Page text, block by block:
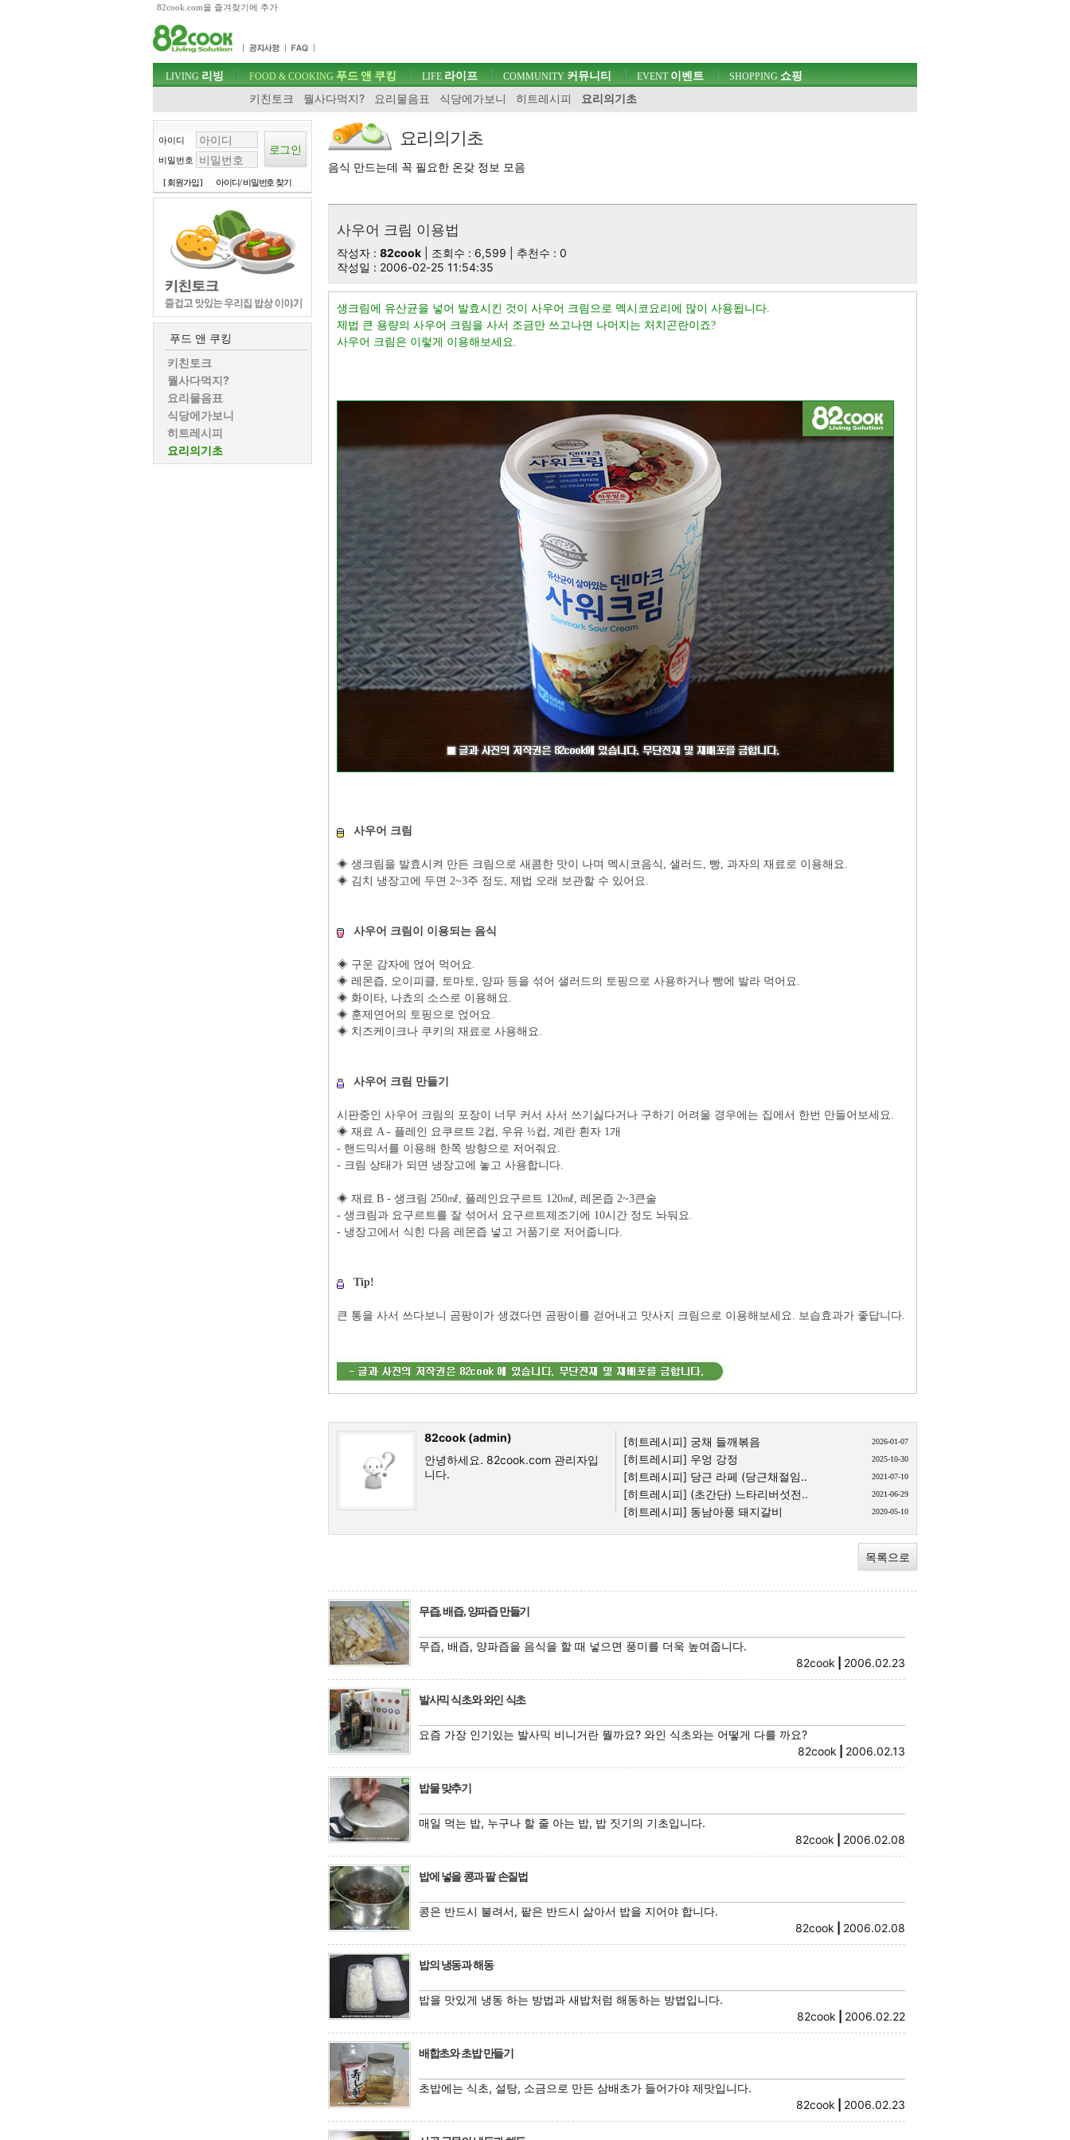
82cook.com을 즐겨찾기에 추가
주메뉴 바로가기
컨텐츠 바로가기
검색 바로가기
로그인 바로가기
주메뉴
LIVING 리빙 FOOD & COOKING 푸드 앤 쿠킹
키친토크
뭘사다먹지? 요리물음표 식당에가보니 히트레시피 요리의기초
LIFE 라이프 COMMUNITY 커뮤니티 EVENT이벤트 SHOPPING 쇼핑
아이디
비밀번호
[ 회원가입 ] 아이디/ 비밀번호 찾기
푸드 앤 쿠킹
키친토크
뭘사다먹지?
요리물음표
식당에가보니
히트레시피
요리의기초
요리의기초
음식 만드는데 꼭 필요한 온갖 정보 모음
사우어 크림 이용법
작성자 : 82cook | 조회수 : 6,599 | 추천수 : 0
작성일 : 2006-02-25 11:54:35
제품소개
생크림에 유산균을 넣어 발효시킨 것이 사우어 크림으로 멕시코요리에 많이 사용됩니다.
제법 큰 용량의 사우어 크림을 사서 조금만 쓰고나면 나머지는 처치곤란이죠?
사우어 크림은 이렇게 이용해보세요.
사우어 크림
◈ 생크림을 발효시켜 만든 크림으로 새콤한 맛이 나며 멕시코음식, 샐러드, 빵, 과자의 재료로 이용해요.
◈ 김치 냉장고에 두면 2~3주 정도, 제법 오래 보관할 수 있어요.
사우어 크림이 이용되는 음식
◈ 구운 감자에 얹어 먹어요.
◈ 레몬즙, 오이피클, 토마토, 양파 등을 섞어 샐러드의 토핑으로 사용하거나 빵에 발라 먹어요.
◈ 화이타, 나쵸의 소스로 이용해요.
◈ 훈제연어의 토핑으로 얹어요.
◈ 치즈케이크나 쿠키의 재료로 사용해요.
사우어 크림 만들기
시판중인 사우어 크림의 포장이 너무 커서 사서 쓰기싫다거나 구하기 어려울 경우에는 집에서 한번 만들어보세요.
◈ 재료 A - 플레인 요쿠르트 2컵, 우유 ½컵, 계란 흰자 1개
- 핸드믹서를 이용해 한쪽 방향으로 저어줘요.
- 크림 상태가 되면 냉장고에 놓고 사용합니다.
◈ 재료 B - 생크림 250㎖, 플레인요구르트 120㎖, 레몬즙 2~3큰술
- 생크림과 요구르트를 잘 섞어서 요구르트제조기에 10시간 정도 놔둬요.
- 냉장고에서 식힌 다음 레몬즙 넣고 거품기로 저어줍니다.
Tip!
큰 통을 사서 쓰다보니 곰팡이가 생겼다면 곰팡이를 걷어내고 맛사지 크림으로 이용해보세요. 보습효과가 좋답니다.
82cook (admin)
안녕하세요. 82cook.com 관리자입
니다.
[히트레시피] 궁채 들깨볶음 2026-01-07
[히트레시피] 우엉 강정 2025-10-30
[히트레시피] 당근 라페 (당근채절임.. 2021-07-10
[히트레시피] (초간단) 느타리버섯전.. 2021-06-29
[히트레시피] 동남아풍 돼지갈비 2020-05-10
목록으로
무즙, 배즙, 양파즙 만들기
무즙, 배즙, 양파즙을 음식을 할 때 넣으면 풍미를 더욱 높여줍니다.
82cook
2006.02.23
발사믹 식초와 와인 식초
요즘 가장 인기있는 발사믹 비니거란 뭘까요? 와인 식초와는 어떻게 다를 까요?
82cook
2006.02.13
밥물 맞추기
매일 먹는 밥, 누구나 할 줄 아는 밥, 밥 짓기의 기초입니다.
82cook
2006.02.08
밥에 넣을 콩과 팥 손질법
콩은 반드시 불려서, 팥은 반드시 삶아서 밥을 지어야 합니다.
82cook
2006.02.08
밥의 냉동과 해동
밥을 맛있게 냉동 하는 방법과 새밥처럼 해동하는 방법입니다.
82cook
2006.02.22
배합초와 초밥 만들기
초밥에는 식초, 설탕, 소금으로 만든 삼배초가 들어가야 제맛입니다.
82cook
2006.02.23